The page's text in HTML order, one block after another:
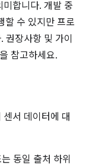
합니다. 개발 중
할 수 있지만 프로
권장사항 및 가이
참고하세요.
센서 데이터에 대
동일 출처 하위